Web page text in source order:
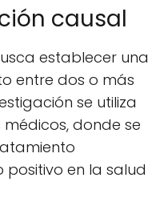
causal
establecer una
entre dos o más
se utiliza
donde se
en la salud